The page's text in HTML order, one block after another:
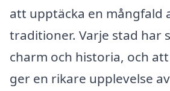
att upptäcka en mångfald
traditioner. Varje stad har
charm och historia, och
ger en rikare upplevelse